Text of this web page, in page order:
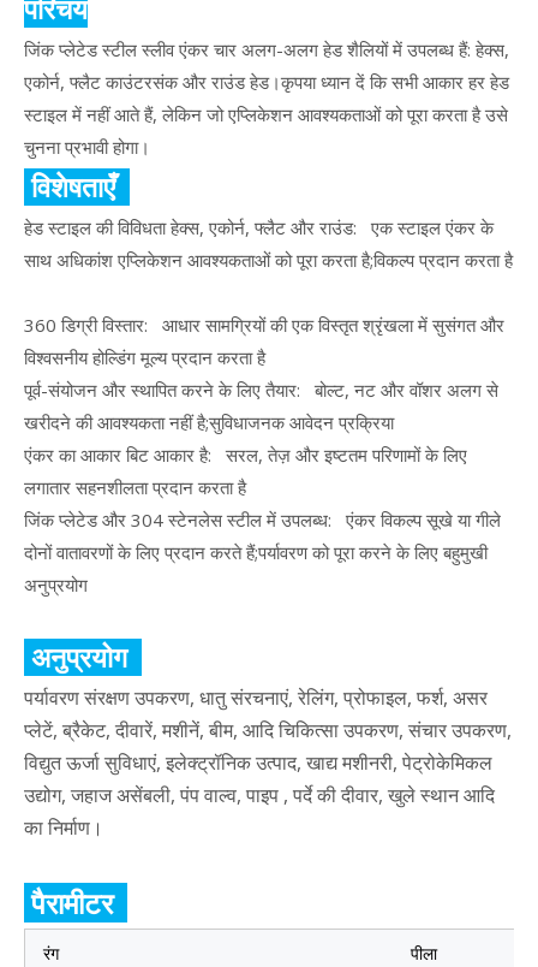
परिचय
जिंक प्लेटेड स्टील स्लीव एंकर चार अलग-अलग हेड शैलियों में उपलब्ध हैं: हेक्स,
एकोर्न, फ्लैट काउंटरसंक और राउंड हेड।कृपया ध्यान दें कि सभी आकार हर हेड
स्टाइल में नहीं आते हैं, लेकिन जो एप्लिकेशन आवश्यकताओं को पूरा करता है उसे
चुनना प्रभावी होगा।
विशेषताएँ
हेड स्टाइल की विविधता हेक्स, एकोर्न, फ्लैट और राउंड: एक स्टाइल एंकर के
साथ अधिकांश एप्लिकेशन आवश्यकताओं को पूरा करता है;विकल्प प्रदान करता है
360 डिग्री विस्तार: आधार सामग्रियों की एक विस्तृत श्रृंखला में सुसंगत और
विश्वसनीय होल्डिंग मूल्य प्रदान करता है
पूर्व-संयोजन और स्थापित करने के लिए तैयार: बोल्ट, नट और वॉशर अलग से
खरीदने की आवश्यकता नहीं है;सुविधाजनक आवेदन प्रक्रिया
एंकर का आकार बिट आकार है: सरल, तेज़ और इष्टतम परिणामों के लिए
लगातार सहनशीलता प्रदान करता है
जिंक प्लेटेड और 304 स्टेनलेस स्टील में उपलब्ध: एंकर विकल्प सूखे या गीले
दोनों वातावरणों के लिए प्रदान करते हैं;पर्यावरण को पूरा करने के लिए बहुमुखी
अनुप्रयोग
अनुप्रयोग
पर्यावरण संरक्षण उपकरण, धातु संरचनाएं, रेलिंग, प्रोफाइल, फर्श, असर
प्लेटें, ब्रैकेट, दीवारें, मशीनें, बीम, आदि चिकित्सा उपकरण, संचार उपकरण,
विद्युत ऊर्जा सुविधाएं, इलेक्ट्रॉनिक उत्पाद, खाद्य मशीनरी, पेट्रोकेमिकल
उद्योग, जहाज असेंबली, पंप वाल्व, पाइप , पर्दे की दीवार, खुले स्थान आदि
का निर्माण।
पैरामीटर
रंग पीला